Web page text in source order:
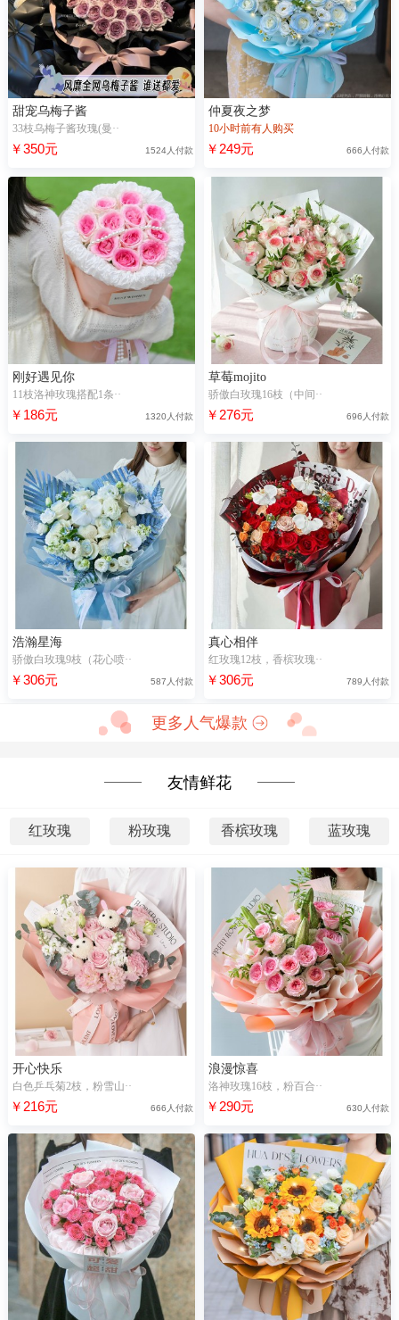
甜宠乌梅子酱
33枝乌梅子酱玫瑰(曼··
￥350元 1524人付款
仲夏夜之梦
10小时前有人购买
￥249元 666人付款
刚好遇见你
11枝洛神玫瑰搭配1条··
￥186元 1320人付款
草莓mojito
骄傲白玫瑰16枝（中间··
￥276元 696人付款
浩瀚星海
骄傲白玫瑰9枝（花心喷··
￥306元 587人付款
真心相伴
红玫瑰12枝，香槟玫瑰··
￥306元 789人付款
更多人气爆款
友情鲜花
红玫瑰 粉玫瑰 香槟玫瑰 蓝玫瑰
开心快乐
白色乒乓菊2枝，粉雪山··
￥216元 666人付款
浪漫惊喜
洛神玫瑰16枝，粉百合··
￥290元 630人付款